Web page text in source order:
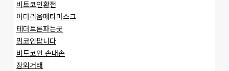
비트코인환전
이더리움메타마스크
테더트론파는곳
밈코인팝니다
비트코인 손대손
장외거래